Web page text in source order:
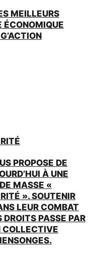
MEILLEURS
ÉCONOMIQUE
PROPOSE DE
À UNE
MASSE «
». SOUTENIR
LEUR COMBAT
DROITS PASSE PAR
COLLECTIVE